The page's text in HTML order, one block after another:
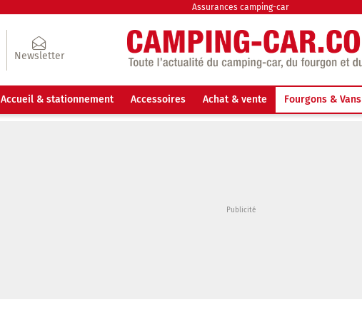
Assurances camping-car
Newsletter
Accueil & stationnement Accessoires Achat & vente Fourgons & Vans